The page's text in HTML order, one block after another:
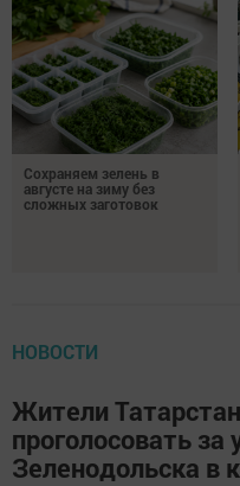
Сохраняем зелень в
августе на зиму без
сложных заготовок
НОВОСТИ
Жители
проголосовать за
Зеленодольска в